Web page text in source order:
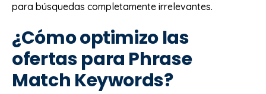
para búsquedas completamente irrelevantes.
¿Cómo optimizo las
ofertas para Phrase
Match Keywords?